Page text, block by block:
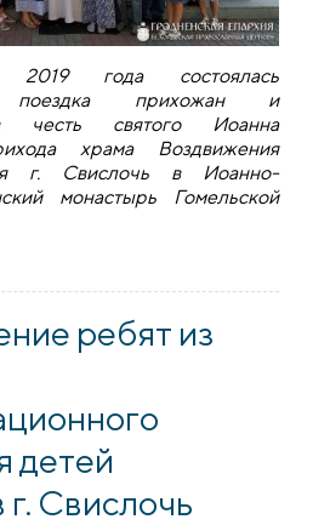
2019 года состоялась
поездка прихожан и
честь святого Иоанна
храма Воздвижения
г. Свислочь в Иоанно-
монастырь Гомельской
Кормянский женский
Гомельской епархии
ребят из
детей
Свислочь